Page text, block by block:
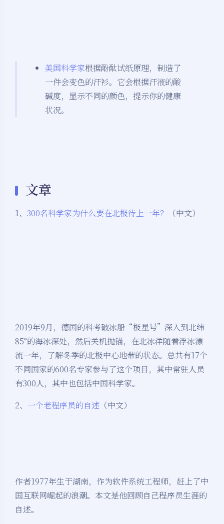
美国科学家根据酚酞试纸原理，制造了
一件会变色的汗衫。它会根据汗液的酸
碱度，显示不同的颜色，提示你的健康
状况。
文章
1、 300名科学家为什么要在北极待上一年？ （中文）
2019年9月，德国的科考破冰船“极星号”深入到北纬
85°的海冰深处，然后关机抛锚，在北冰洋随着浮冰漂
流一年，了解冬季的北极中心地带的状态。总共有17个
不同国家的600名专家参与了这个项目，其中常驻人员
有300人，其中也包括中国科学家。
2、 一个老程序员的自述 （中文）
作者1977年生于湖南，作为软件系统工程师，赶上了中
国互联网崛起的浪潮。本文是他回顾自己程序员生涯的
自述。